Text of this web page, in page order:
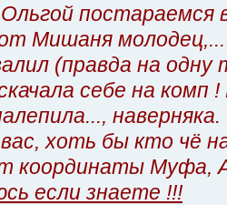
Мишаня молодец,...
(правда на одну
себе на комп
наверняка.
вас, хоть бы кто чё
координаты Муфа,
если знаете !!!